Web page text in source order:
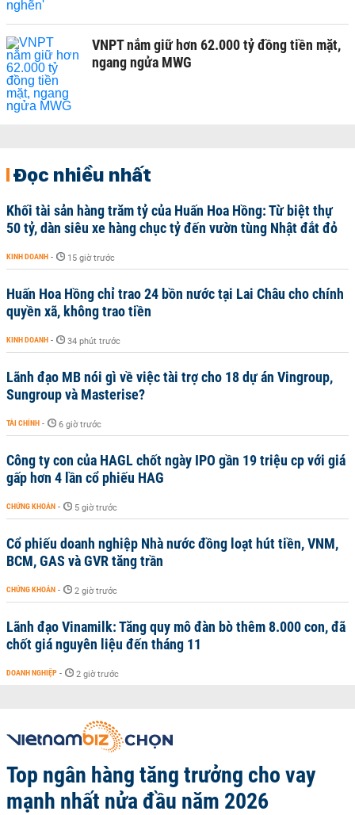
VNPT nắm giữ hơn 62.000 tỷ đồng tiền mặt,
ngang ngửa MWG
Đọc nhiều nhất
Khối tài sản hàng trăm tỷ của Huấn Hoa Hồng: Từ biệt thự
50 tỷ, dàn siêu xe hàng chục tỷ đến vườn tùng Nhật đắt đỏ
KINH DOANH - 15 giờ trước
Huấn Hoa Hồng chỉ trao 24 bồn nước tại Lai Châu cho chính
quyền xã, không trao tiền
KINH DOANH - 34 phút trước
Lãnh đạo MB nói gì về việc tài trợ cho 18 dự án Vingroup,
Sungroup và Masterise?
TÀI CHÍNH - 6 giờ trước
Công ty con của HAGL chốt ngày IPO gần 19 triệu cp với giá
gấp hơn 4 lần cổ phiếu HAG
CHỨNG KHOÁN - 5 giờ trước
Cổ phiếu doanh nghiệp Nhà nước đồng loạt hút tiền, VNM,
BCM, GAS và GVR tăng trần
CHỨNG KHOÁN - 2 giờ trước
Lãnh đạo Vinamilk: Tăng quy mô đàn bò thêm 8.000 con, đã
chốt giá nguyên liệu đến tháng 11
DOANH NGHIỆP - 2 giờ trước
Top ngân hàng tăng trưởng cho vay
mạnh nhất nửa đầu năm 2026